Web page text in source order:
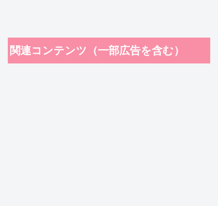
関連コンテンツ（一部広告を含む）